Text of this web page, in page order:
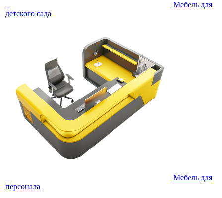
Мебель для
детского сада
Мебель для
персонала